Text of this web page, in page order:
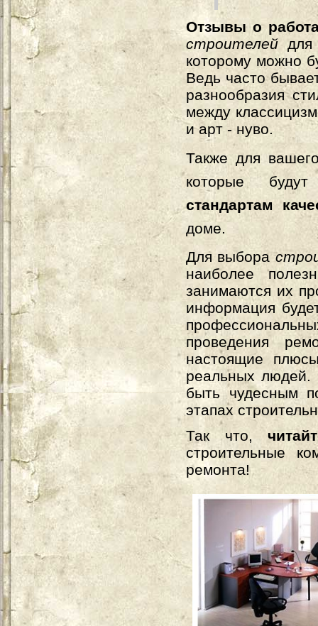
Отзывы о
строителей для
которому можно
Ведь часто
разнообразия
между
и арт - нуво.
Также для
которые будут
стандартам
доме.
Для выбора
наиболее
занимаются их
информация
проведения
настоящие
реальных людей.
быть чудесным
этапах
Так что,
строительные
ремонта!